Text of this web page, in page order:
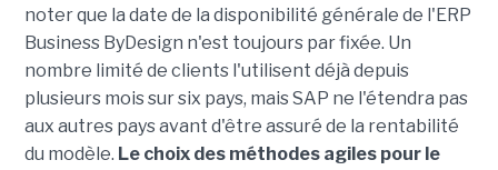
noter que la date de la disponibilité générale de l'ERP
Business ByDesign n'est toujours par fixée. Un
nombre limité de clients l'utilisent déjà depuis
plusieurs mois sur six pays, mais SAP ne l'étendra pas
aux autres pays avant d'être assuré de la rentabilité
du modèle. Le choix des méthodes agiles pour le